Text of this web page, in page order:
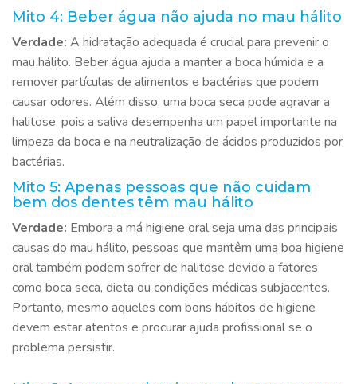
Mito 4: Beber água não ajuda no mau hálito
Verdade: A hidratação adequada é crucial para prevenir o
mau hálito. Beber água ajuda a manter a boca húmida e a
remover partículas de alimentos e bactérias que podem
causar odores. Além disso, uma boca seca pode agravar a
halitose, pois a saliva desempenha um papel importante na
limpeza da boca e na neutralização de ácidos produzidos por
bactérias.
Mito 5: Apenas pessoas que não cuidam
bem dos dentes têm mau hálito
Verdade: Embora a má higiene oral seja uma das principais
causas do mau hálito, pessoas que mantêm uma boa higiene
oral também podem sofrer de halitose devido a fatores
como boca seca, dieta ou condições médicas subjacentes.
Portanto, mesmo aqueles com bons hábitos de higiene
devem estar atentos e procurar ajuda profissional se o
problema persistir.